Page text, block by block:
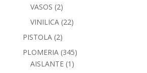
VASOS (2)
VINILICA (22)
PISTOLA (2)
PLOMERIA (345)
AISLANTE (1)